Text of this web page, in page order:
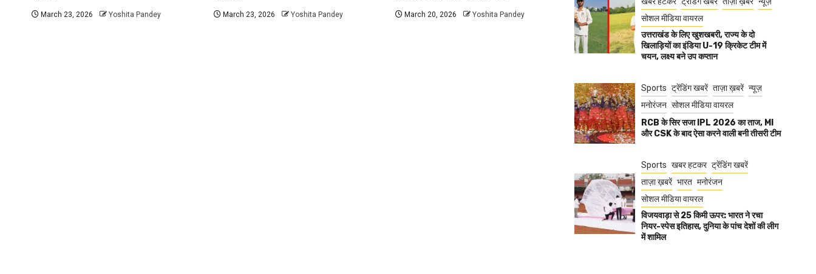
March 23, 2026 Yoshita Pandey March 23, 2026 Yoshita Pandey March 20, 2026 Yoshita Pandey
सोशल मीडिया वायरल
उत्तराखंड के लिए खुशखबरी, राज्य के दो
खिलाड़ियों का इंडिया U-19 क्रिकेट टीम में
चयन, लक्ष्य बने उप कप्तान
Sports ट्रेंडिंग खबरें ताज़ा ख़बरें न्यूज़
मनोरंजन सोशल मीडिया वायरल
RCB के सिर सजा IPL 2026 का ताज, MI
और CSK के बाद ऐसा करने वाली बनी तीसरी टीम
Sports खबर हटकर ट्रेंडिंग खबरें
ताज़ा ख़बरें भारत मनोरंजन
सोशल मीडिया वायरल
विजयवाड़ा से 25 किमी ऊपर: भारत ने रचा
नियर-स्पेस इतिहास, दुनिया के पांच देशों की लीग
में शामिल